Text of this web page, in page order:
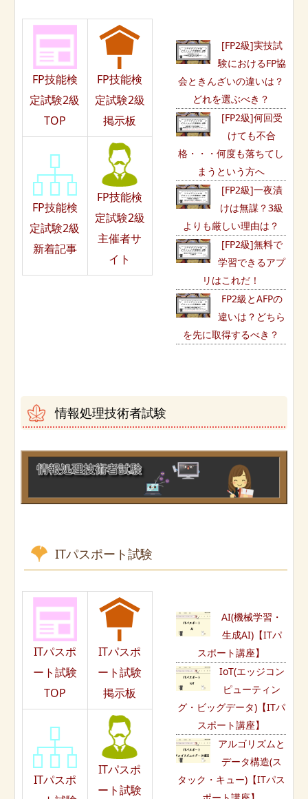
FP技能検
定試験2級
TOP
FP技能検
定試験2級
掲示板
FP技能検
定試験2級
新着記事
FP技能検
定試験2級
主催者サ
イト
[FP2級]実技試
験におけるFP協
会ときんざいの違いは？
どれを選ぶべき？
[FP2級]何回受
けても不合
格・・・何度も落ちてし
まうという方へ
[FP2級]一夜漬
けは無謀？3級
よりも厳しい理由は？
[FP2級]無料で
学習できるアプ
リはこれだ！
FP2級とAFPの
違いは？どちら
を先に取得するべき？
情報処理技術者試験
ITパスポート試験
ITパスポ
ート試験
TOP
ITパスポ
ート試験
掲示板
ITパスポ
ITパスポ
ート試験
AI(機械学習・
生成AI)【ITパ
スポート講座】
IoT(エッジコン
ピューティン
グ・ビッグデータ)【ITパ
スポート講座】
アルゴリズムと
データ構造(ス
タック・キュー)【ITパス